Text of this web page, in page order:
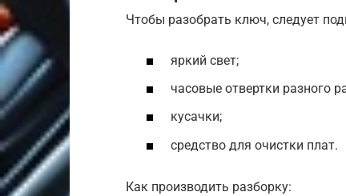
Чтобы разобрать ключ, следует
яркий свет;
часовые отвертки разного
кусачки;
средство для очистки плат.
Как производить разборку: